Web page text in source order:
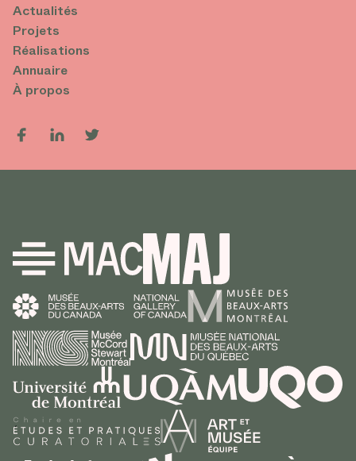
Actualités
Projets
Réalisations
Annuaire
À propos